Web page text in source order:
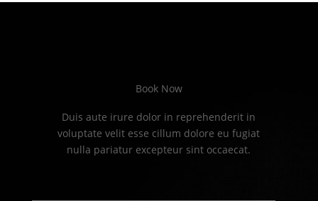
Book Now
Duis aute irure dolor in reprehenderit in
voluptate velit esse cillum dolore eu fugiat
nulla pariatur excepteur sint occaecat.